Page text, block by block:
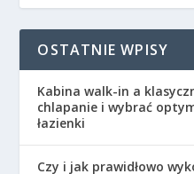
OSTATNIE WPISY
Kabina walk-in a
chlapanie i wybrać
łazienki
Czy i jak prawidłowo